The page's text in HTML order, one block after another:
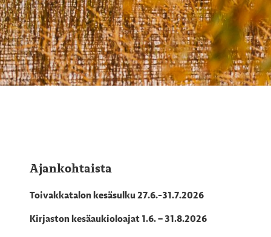
Ajankohtaista
Toivakkatalon kesäsulku 27.6.-31.7.2026
Kirjaston kesäaukioloajat 1.6. – 31.8.2026